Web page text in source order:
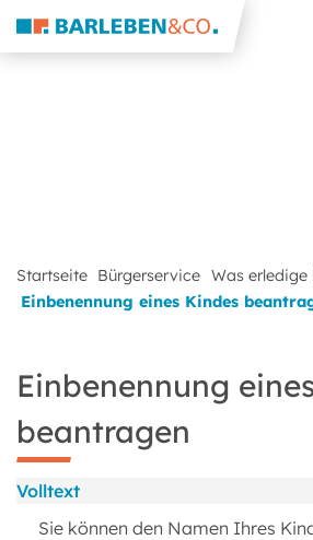
Startseite Bürgerservice Was erledige
Einbenennung eines Kindes
Einbenennung
beantragen
Volltext
Sie können den Namen Ihres